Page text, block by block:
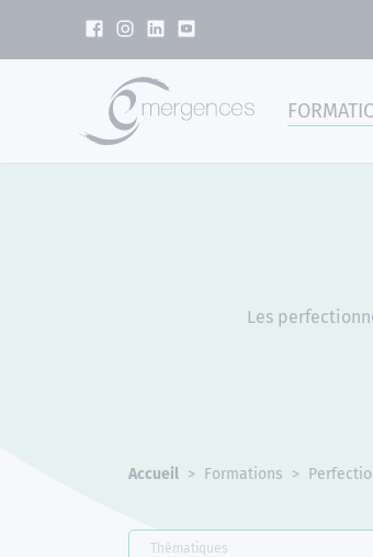
Les
Accueil Formations
Thématiques